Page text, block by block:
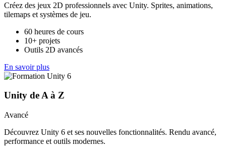
Créez des jeux 2D professionnels avec Unity. Sprites, animations,
tilemaps et systèmes de jeu.
60 heures de cours
10+ projets
Outils 2D avancés
En savoir plus
Unity de A à Z
Avancé
Découvrez Unity 6 et ses nouvelles fonctionnalités. Rendu avancé,
performance et outils modernes.